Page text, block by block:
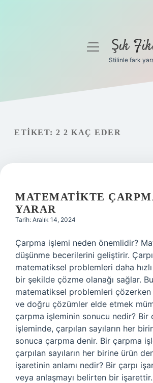
Gizlilik Politikası
menüyüŞık
Stilinle fark
ETIKET: 2 2 KAÇ EDER
MATEMATIKTE
YARAR
Tarih: Aralık 14, 2024
Çarpma işlemi neden önemlidir?
düşünme becerilerini geliştirir.
matematiksel problemleri daha
bir şekilde çözme olanağı sağlar.
matematiksel problemleri çözerken
ve doğru çözümler elde etmek
çarpma işleminin sonucu nedir? Bir
işleminde, çarpılan sayıların her
sonuca çarpma denir. Bir çarpma
çarpılan sayıların her birine ürün
işaretinin anlamı nedir? Bir çarpı
veya anlaşmayı belirten bir işarettir.